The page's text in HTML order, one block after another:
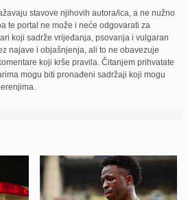
stavove njihovih autora/ica, a ne nužno
te portal ne može i neće odgovarati za
koji sadrže vrijeđanja, psovanja i vulgaran
najave i objašnjenja, ali to ne obavezuje
koji krše pravila. Čitanjem prihvatate
mogu biti pronađeni sadržaji koji mogu